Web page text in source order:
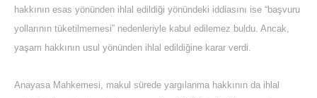
hakkının esas yönünden ihlal edildiği yönündeki iddiasını ise “başvuru
yollarının tüketilmemesi” nedenleriyle kabul edilemez buldu. Ancak,
yaşam hakkının usul yönünden ihlal edildiğine karar verdi.
Anayasa Mahkemesi, makul sürede yargılanma hakkının da ihlal